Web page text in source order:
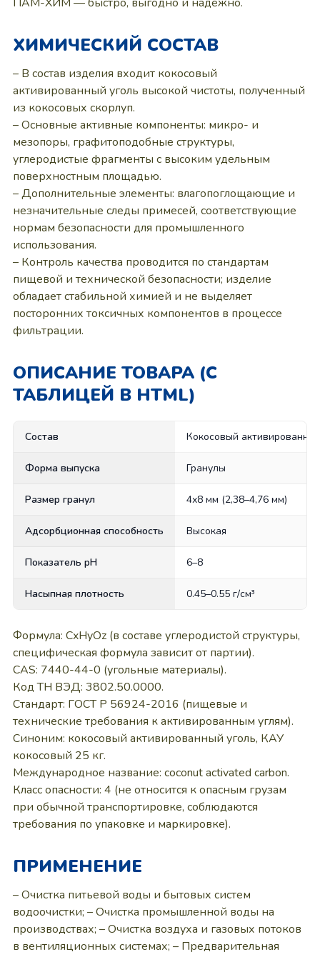
ХИМИЧЕСКИЙ СОСТАВ
– В состав изделия входит кокосовый
активированный уголь высокой чистоты, полученный
из кокосовых скорлуп.
– Основные активные компоненты: микро- и
мезопоры, графитоподобные структуры,
углеродистые фрагменты с высоким удельным
поверхностным площадью.
– Дополнительные элементы: влагопоглощающие и
незначительные следы примесей, соответствующие
нормам безопасности для промышленного
использования.
– Контроль качества проводится по стандартам
пищевой и технической безопасности; изделие
обладает стабильной химией и не выделяет
посторонних токсичных компонентов в процессе
фильтрации.
ОПИСАНИЕ ТОВАРА (С
ТАБЛИЦЕЙ В HTML)
Состав Кокосовый
Форма выпуска Гранулы
Размер гранул 4х8 мм (2,38–4,76 мм)
Адсорбционная способность Высокая
Показатель pH 6–8
Насыпная плотность 0.45–0.55 г/см³
Формула: CxHyOz (в составе углеродистой структуры,
специфическая формула зависит от партии).
CAS: 7440-44-0 (угольные материалы).
Код ТН ВЭД: 3802.50.0000.
Стандарт: ГОСТ Р 56924-2016 (пищевые и
технические требования к активированным углям).
Синоним: кокосовый активированный уголь, КАУ
кокосовый 25 кг.
Международное название: coconut activated carbon.
Класс опасности: 4 (не относится к опасным грузам
при обычной транспортировке, соблюдаются
требования по упаковке и маркировке).
ПРИМЕНЕНИЕ
– Очистка питьевой воды и бытовых систем
водоочистки; – Очистка промышленной воды на
производствах; – Очистка воздуха и газовых потоков
в вентиляционных системах; – Предварительная